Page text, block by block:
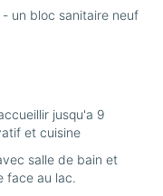
neuf
jusqu'a 9
et cuisine
de bain et
face au lac.